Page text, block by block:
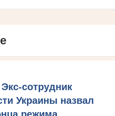
сотрудник
Украины назвал